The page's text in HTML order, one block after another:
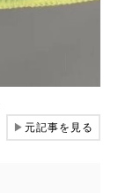
▶元記事を見る